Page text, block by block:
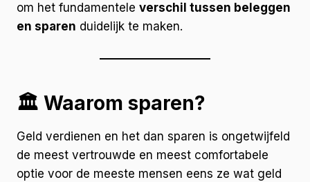
om het fundamentele verschil tussen beleggen
en sparen duidelijk te maken.
🏛️ Waarom sparen?
Geld verdienen en het dan sparen is ongetwijfeld
de meest vertrouwde en meest comfortabele
optie voor de meeste mensen eens ze wat geld